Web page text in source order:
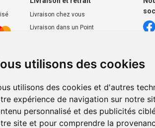
utilisons des cookies
utilisons des cookies et d'autres
expérience de navigation sur notre
personnalisé et des publicités
site et pour comprendre la
Livraison chez vous
Livraison dans un Point
Retrait en casiers extérieurs